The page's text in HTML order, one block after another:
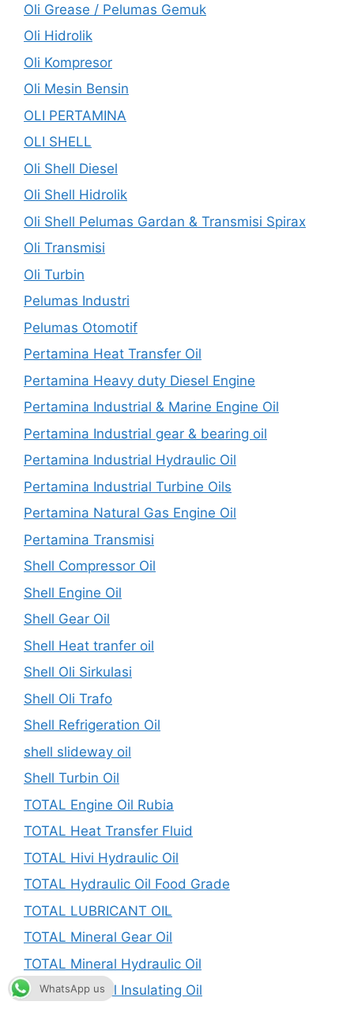
Oli Grease / Pelumas Gemuk
Oli Hidrolik
Oli Kompresor
Oli Mesin Bensin
OLI PERTAMINA
OLI SHELL
Oli Shell Diesel
Oli Shell Hidrolik
Oli Shell Pelumas Gardan & Transmisi Spirax
Oli Transmisi
Oli Turbin
Pelumas Industri
Pelumas Otomotif
Pertamina Heat Transfer Oil
Pertamina Heavy duty Diesel Engine
Pertamina Industrial & Marine Engine Oil
Pertamina Industrial gear & bearing oil
Pertamina Industrial Hydraulic Oil
Pertamina Industrial Turbine Oils
Pertamina Natural Gas Engine Oil
Pertamina Transmisi
Shell Compressor Oil
Shell Engine Oil
Shell Gear Oil
Shell Heat tranfer oil
Shell Oli Sirkulasi
Shell Oli Trafo
Shell Refrigeration Oil
shell slideway oil
Shell Turbin Oil
TOTAL Engine Oil Rubia
TOTAL Heat Transfer Fluid
TOTAL Hivi Hydraulic Oil
TOTAL Hydraulic Oil Food Grade
TOTAL LUBRICANT OIL
TOTAL Mineral Gear Oil
TOTAL Mineral Hydraulic Oil
TOTAL Mineral Insulating Oil
WhatsApp us